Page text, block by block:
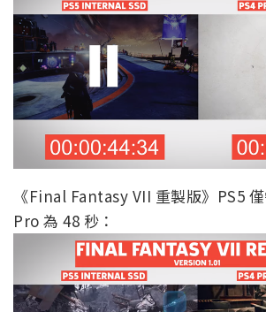
《Final Fantasy VII 重製版》PS5
Pro 為 48 秒：